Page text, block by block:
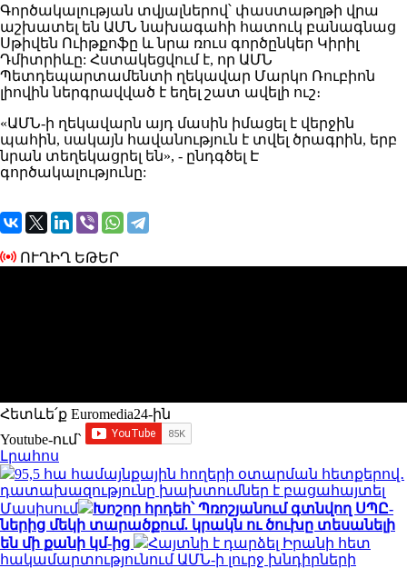
Գործակալության տվյալներով՝ փաստաթղթի վրա
աշխատել են ԱՄՆ նախագահի հատուկ բանագնաց
Սթիվեն Ուիթքոֆը և նրա ռուս գործընկեր Կիրիլ
Դմիտրիևը: Հստակեցվում է, որ ԱՄՆ
Պետդեպարտամենտի ղեկավար Մարկո Ռուբիոն
լիովին ներգրավված է եղել շատ ավելի ուշ։
«ԱՄՆ-ի ղեկավարն այդ մասին իմացել է վերջին
պահին, սակայն հավանություն է տվել ծրագրին, երբ
նրան տեղեկացրել են», - ընդգծել Է
գործակալությունը:
ՈՒՂԻՂ ԵԹԵՐ
Հետևե՛ք Euromedia24-ին
Youtube-ում`
Լրահոս
95,5 հա համայնքային հողերի օտարման հետքերով․
դատախազությունը խախտումներ է բացահայտել
Մասիսում
Խոշոր հրդեհ՝ Պռոշյանում գտնվող ՍՊԸ-
ներից մեկի տարածքում. կրակն ու ծուխը տեսանելի
են մի քանի կմ-ից
Հայտնի է դարձել Իրանի հետ
հակամարտությունում ԱՄՆ-ի լուրջ խնդիրների